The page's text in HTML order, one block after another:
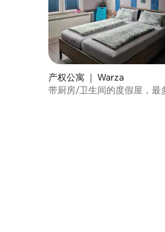
产权公寓 ｜ Warza
带厨房/卫生间的度假屋，最